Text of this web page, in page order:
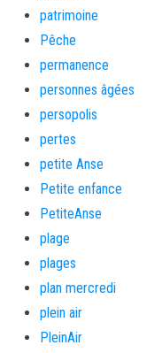
patrimoine
Pêche
permanence
personnes âgées
persopolis
pertes
petite Anse
Petite enfance
PetiteAnse
plage
plages
plan mercredi
plein air
PleinAir